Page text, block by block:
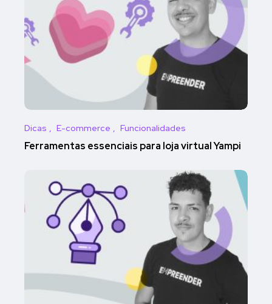
Dicas E-commerce Funcionalidades
Ferramentas essenciais para loja virtual Yampi